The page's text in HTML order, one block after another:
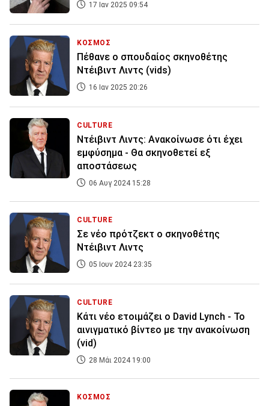
17 Ιαν 2025 09:54
ΚΟΣΜΟΣ
Πέθανε ο σπουδαίος σκηνοθέτης
Ντέιβιντ Λιντς (vids)
16 Ιαν 2025 20:26
CULTURE
Ντέιβιντ Λιντς: Ανακοίνωσε ότι έχει
εμφύσημα - Θα σκηνοθετεί εξ
αποστάσεως
06 Αυγ 2024 15:28
CULTURE
Σε νέο πρότζεκτ ο σκηνοθέτης
Ντέιβιντ Λιντς
05 Ιουν 2024 23:35
CULTURE
Κάτι νέο ετοιμάζει ο David Lynch - Το
αινιγματικό βίντεο με την ανακοίνωση
(vid)
28 Μάι 2024 19:00
ΚΟΣΜΟΣ